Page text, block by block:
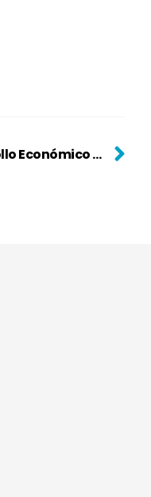
CUD Aplaude Nuevos Nombramientos Clave para el Desarrollo Económico y Energético de Puerto Rico